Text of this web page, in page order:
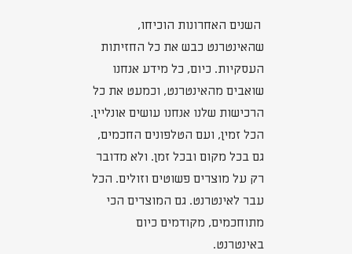
השנים האחרונות הוכיחו,
שהאינטרנט כבש את כל החזיתות
העסקיות. כיום, כל מידע אנחנו
שואבים מהאינטרנט, וכמעט את כל
הרכישות שלנו אנחנו עושים אונליין.
הכל זמין, ועם הטלפונים החכמים,
גם בכל מקום ובכל זמן. ולא מדובר
רק על מוצרים פשוטים וזולים. הכל
עבר לאינטרנט. גם המוצרים הכי
מתוחכמים, מקודמים כיום
באינטרנט.